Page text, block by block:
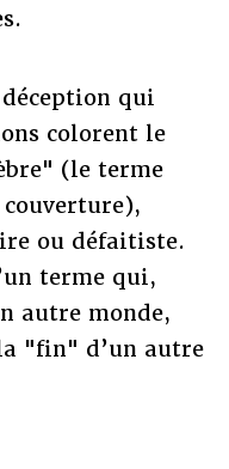
qui
colorent le
(le terme
ou défaitiste.
terme qui,
autre monde,
"fin" d’un autre